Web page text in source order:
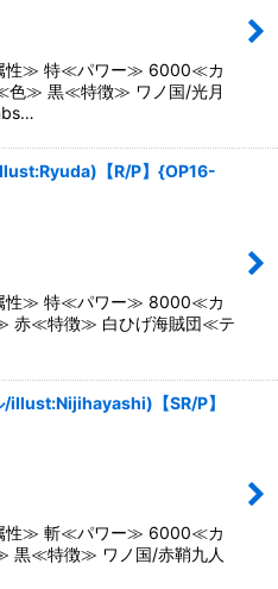
≫ 特≪パワー≫ 6000≪カ
色≫ 黒≪特徴≫ ワノ国/光月
【R/P】{OP16-
≫ 特≪パワー≫ 8000≪カ
赤≪特徴≫ 白ひげ海賊団≪テ
/illust:Nijihayashi)【SR/P】
≫ 斬≪パワー≫ 6000≪カ
≪特徴≫ ワノ国/赤鞘九人